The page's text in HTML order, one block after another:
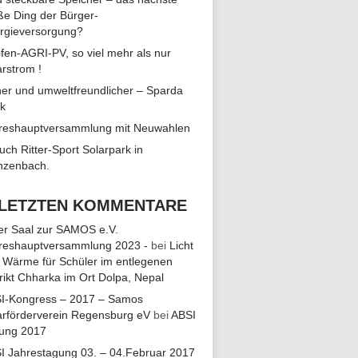
Ding der Bürger-
AGRI-PV, so viel mehr als nur
!
und umweltfreundlicher – Sparda
mit Neuwahlen
Ritter-Sport Solarpark in
KOMMENTARE
Saal zur SAMOS e.V.
2023 - bei Licht
Wärme für Schüler im entlegenen
Chharka im Ort Dolpa, Nepal
Kongress – 2017 – Samos
Regensburg eV beiABSI
2017
Jahrestagung 03. – 04.Februar 2017